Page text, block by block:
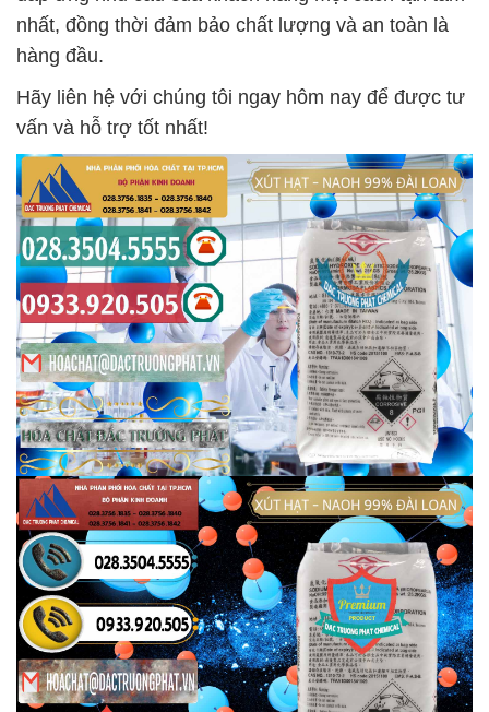
nhất, đồng thời đảm bảo chất lượng và an toàn là
hàng đầu.
Hãy liên hệ với chúng tôi ngay hôm nay để được tư
vấn và hỗ trợ tốt nhất!